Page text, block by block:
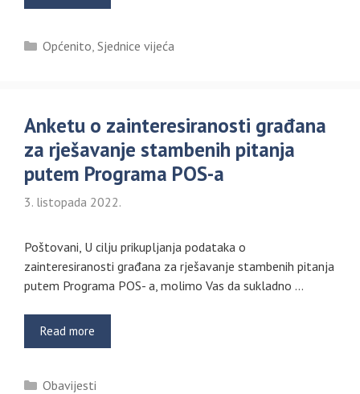
Kategorije
Općenito, Sjednice vijeća
Anketu o zainteresiranosti građana
za rješavanje stambenih pitanja
putem Programa POS-a
3. listopada 2022.
Poštovani, U cilju prikupljanja podataka o
zainteresiranosti građana za rješavanje stambenih pitanja
putem Programa POS- a, molimo Vas da sukladno …
Read more
Kategorije
Obavijesti